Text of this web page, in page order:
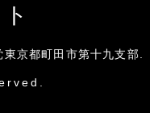
京都町田市第十九支部